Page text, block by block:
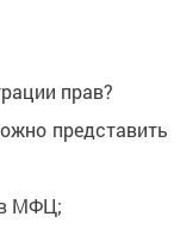
прав?
представить
МФЦ;